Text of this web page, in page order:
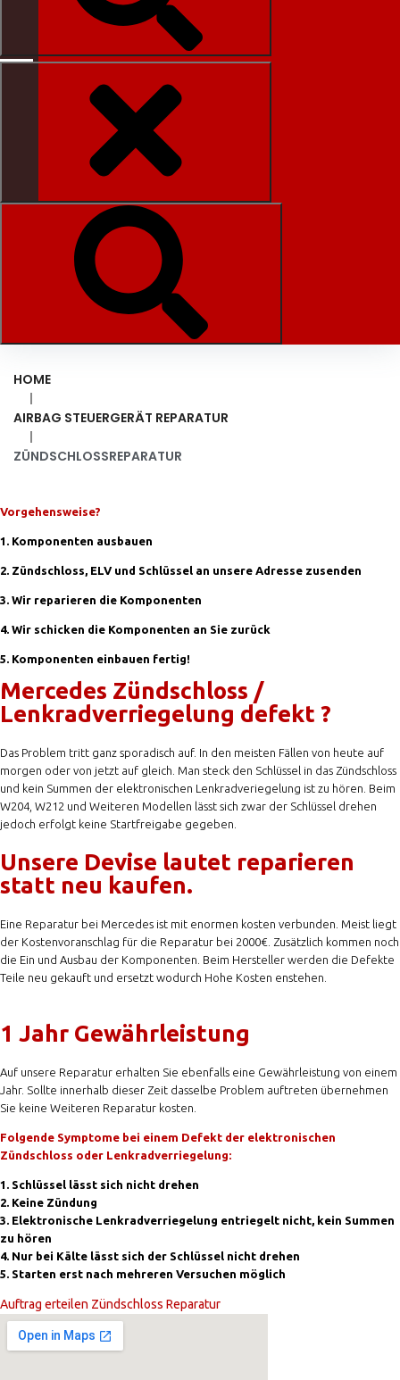
HOME
|
AIRBAG STEUERGERÄT REPARATUR
|
ZÜNDSCHLOSSREPARATUR
Vorgehensweise?
1. Komponenten ausbauen
2. Zündschloss, ELV und Schlüssel an unsere Adresse zusenden
3. Wir reparieren die Komponenten
4. Wir schicken die Komponenten an Sie zurück
5. Komponenten einbauen fertig!
Mercedes Zündschloss /
Lenkradverriegelung defekt ?
Das Problem tritt ganz sporadisch auf. In den meisten Fällen von heute auf
morgen oder von jetzt auf gleich. Man steck den Schlüssel in das Zündschloss
und kein Summen der elektronischen Lenkradveriegelung ist zu hören. Beim
W204, W212 und Weiteren Modellen lässt sich zwar der Schlüssel drehen
jedoch erfolgt keine Startfreigabe gegeben.
Unsere Devise lautet reparieren
statt neu kaufen.
Eine Reparatur bei Mercedes ist mit enormen kosten verbunden. Meist liegt
der Kostenvoranschlag für die Reparatur bei 2000€. Zusätzlich kommen noch
die Ein und Ausbau der Komponenten. Beim Hersteller werden die Defekte
Teile neu gekauft und ersetzt wodurch Hohe Kosten enstehen.
1 Jahr Gewährleistung
Auf unsere Reparatur erhalten Sie ebenfalls eine Gewährleistung von einem
Jahr. Sollte innerhalb dieser Zeit dasselbe Problem auftreten übernehmen
Sie keine Weiteren Reparatur kosten.
Folgende Symptome bei einem Defekt der elektronischen
Zündschloss oder Lenkradverriegelung:
1. Schlüssel lässt sich nicht drehen
2. Keine Zündung
3. Elektronische Lenkradverriegelung entriegelt nicht, kein Summen
zu hören
4. Nur bei Kälte lässt sich der Schlüssel nicht drehen
5. Starten erst nach mehreren Versuchen möglich
Auftrag erteilen Zündschloss Reparatur